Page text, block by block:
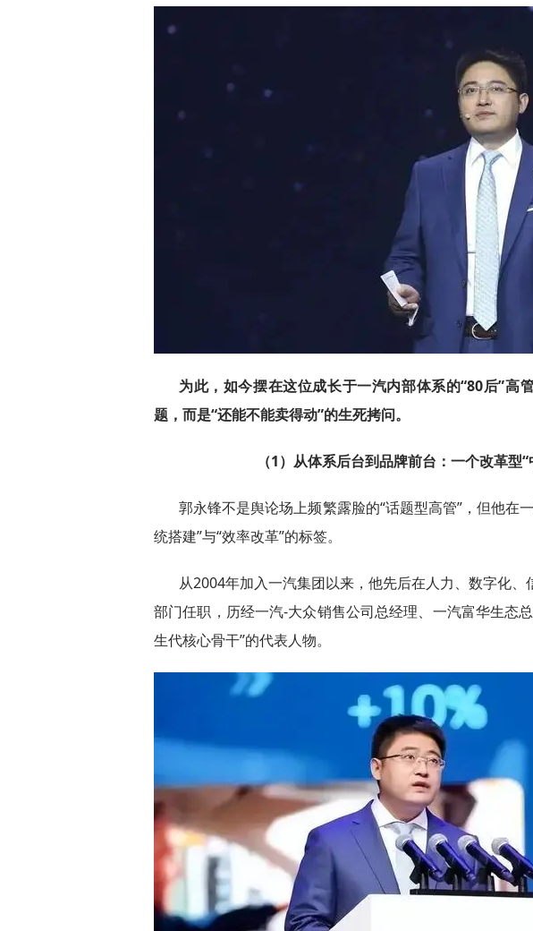
为此，如今摆在这位成长于一汽内部体系的“80后”高
题，而是“还能不能卖得动”的生死拷问。
（1）从体系后台到品牌前台：一个改革型
郭永锋不是舆论场上频繁露脸的“话题型高管”，但他在
统搭建”与“效率改革”的标签。
从2004年加入一汽集团以来，他先后在人力、数字化
部门任职，历经一汽-大众销售公司总经理、一汽富华生态
生代核心骨干”的代表人物。